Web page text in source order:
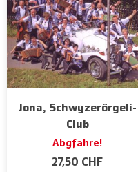
Jona, Schwyzerörgeli-
Club
Abgfahre!
27,50 CHF